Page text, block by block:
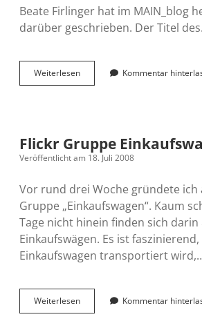
Beate Firlinger hat im MAIN_blog
darüber geschrieben. Der Titel
WeiterlesenErinnerung:
WebPlausch
Kommentar
Flickr Gruppe
Veröffentlicht am 18. Juli 2008
Vor rund drei Woche gründete ich
Gruppe „Einkaufswagen“. Kaum
Tage nicht hinein finden sich darin
Einkaufswägen. Es ist
Einkaufswagen transportiert
WeiterlesenFlickr
Gruppe
Kommentar